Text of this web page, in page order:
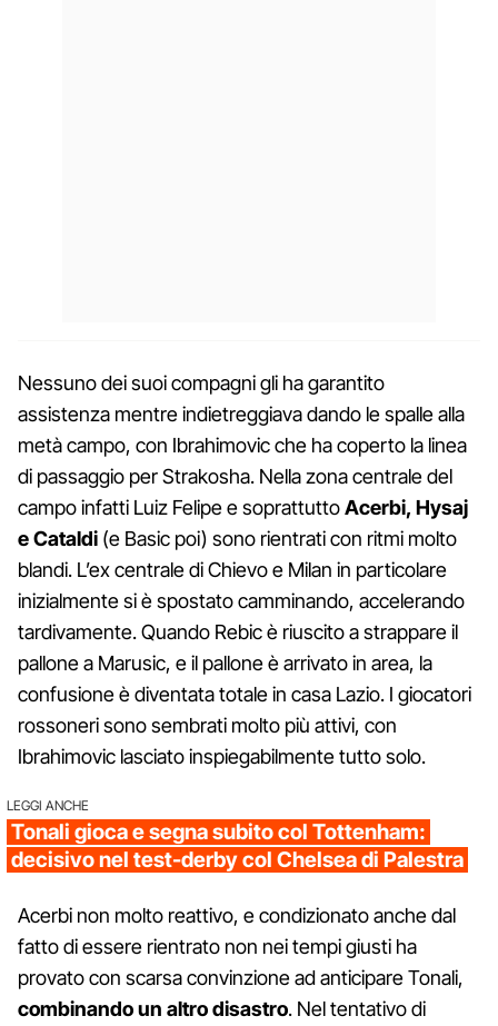
Nessuno dei suoi compagni gli ha garantito
assistenza mentre indietreggiava dando le spalle alla
metà campo, con Ibrahimovic che ha coperto la linea
di passaggio per Strakosha. Nella zona centrale del
campo infatti Luiz Felipe e soprattuttoAcerbi, Hysaj
e Cataldi (e Basic poi) sono rientrati con ritmi molto
blandi. L’ex centrale di Chievo e Milan in particolare
inizialmente si è spostato camminando, accelerando
tardivamente. Quando Rebic è riuscito a strappare il
pallone a Marusic, e il pallone è arrivato in area, la
confusione è diventata totale in casa Lazio. I giocatori
rossoneri sono sembrati molto più attivi, con
Ibrahimovic lasciato inspiegabilmente tutto solo.
LEGGI ANCHE
Tonali gioca e segna subito col Tottenham:
decisivo nel test-derby col Chelsea di Palestra
Acerbi non molto reattivo, e condizionato anche dal
fatto di essere rientrato non nei tempi giusti ha
provato con scarsa convinzione ad anticipare Tonali,
combinando un altro disastro. Nel tentativo di